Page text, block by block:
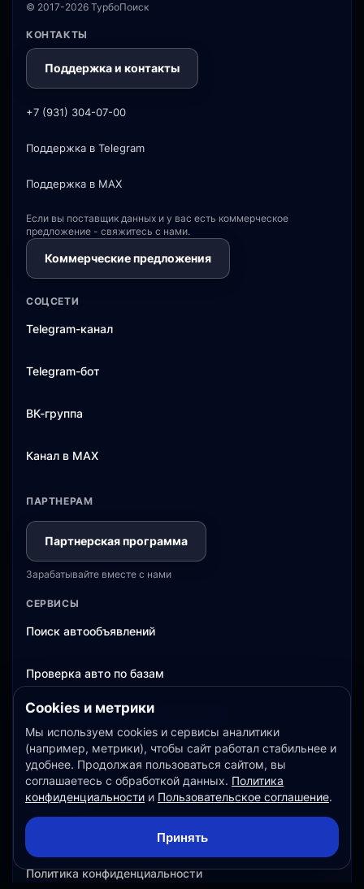
© 2017-2026 ТурбоПоиск
КОНТАКТЫ
Поддержка и контакты
+7 (931) 304-07-00
Поддержка в Telegram
Поддержка в MAX
Если вы поставщик данных и у вас есть коммерческое
предложение - свяжитесь с нами.
Коммерческие предложения
СОЦСЕТИ
Telegram-канал
Telegram-бот
ВК-группа
Канал в MAX
ПАРТНЕРАМ
Партнерская программа
Зарабатывайте вместе с нами
СЕРВИСЫ
Поиск автообъявлений
Проверка авто по базам
Оценка авто и история объявлений
Тарифы
ДОКУМЕНТЫ
Пользовательское соглашение
Политика конфиденциальности
Cookies и метрики
Мы используем cookies и сервисы аналитики
(например, метрики), чтобы сайт работал стабильнее и
удобнее. Продолжая пользоваться сайтом, вы
соглашаетесь с обработкой данных. Политика
конфиденциальности и Пользовательское соглашение.
Принять